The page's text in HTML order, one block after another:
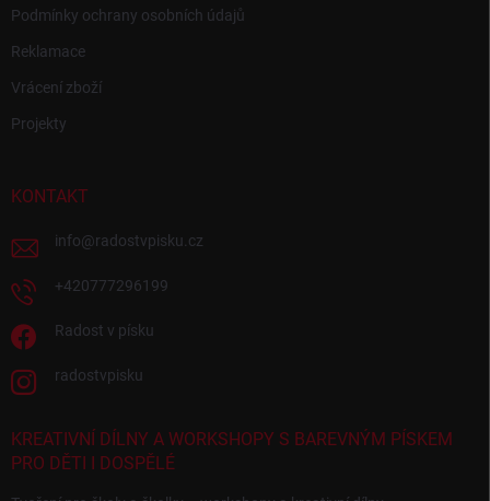
Podmínky ochrany osobních údajů
Reklamace
Vrácení zboží
Projekty
KONTAKT
info@radostvpisku.cz
+420777296199
Radost v písku
radostvpisku
KREATIVNÍ DÍLNY A WORKSHOPY S BAREVNÝM PÍSKEM
PRO DĚTI I DOSPĚLÉ